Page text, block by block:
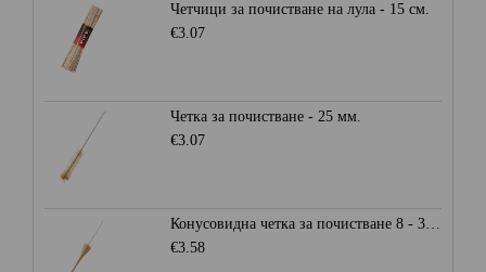
Четчици за почистване на лула - 15 см.
€3.07
Четка за почистване - 25 мм.
€3.07
Конусовидна четка за почистване 8 - 30 мм.
€3.58